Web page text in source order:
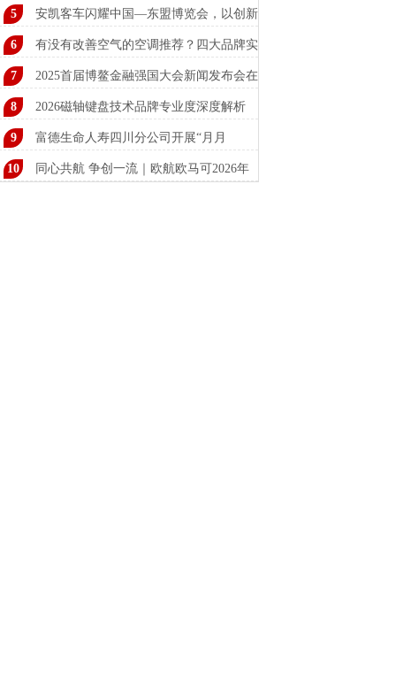
业新
安凯客车闪耀中国—东盟博览会，以创新
产品
有没有改善空气的空调推荐？四大品牌实
测，
2025首届博鳌金融强国大会新闻发布会在
蓉举
2026磁轴键盘技术品牌专业度深度解析
富德生命人寿四川分公司开展“月月
3.15”消保同心共航 争创一流｜欧航欧马可2026年